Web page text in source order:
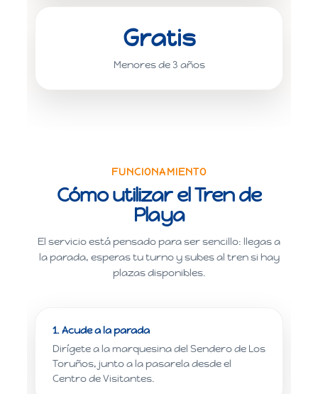
Gratis
Menores de 3 años
FUNCIONAMIENTO
Cómo utilizar el Tren de
Playa
El servicio está pensado para ser sencillo: llegas a
la parada, esperas tu turno y subes al tren si hay
plazas disponibles.
1. Acude a la parada
Dirígete a la marquesina del Sendero de Los
Toruños, junto a la pasarela desde el
Centro de Visitantes.